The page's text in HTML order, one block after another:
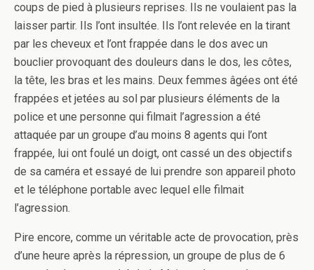
coups de pied à plusieurs reprises. Ils ne voulaient pas la
laisser partir. Ils l’ont insultée. Ils l’ont relevée en la tirant
par les cheveux et l’ont frappée dans le dos avec un
bouclier provoquant des douleurs dans le dos, les côtes,
la tête, les bras et les mains. Deux femmes âgées ont été
frappées et jetées au sol par plusieurs éléments de la
police et une personne qui filmait l’agression a été
attaquée par un groupe d’au moins 8 agents qui l’ont
frappée, lui ont foulé un doigt, ont cassé un des objectifs
de sa caméra et essayé de lui prendre son appareil photo
et le téléphone portable avec lequel elle filmait
l’agression.
Pire encore, comme un véritable acte de provocation, près
d’une heure après la répression, un groupe de plus de 6